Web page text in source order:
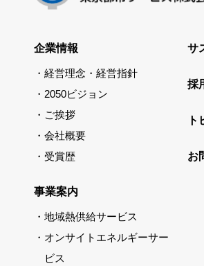
企業情報
経営理念・経営指針
2050ビジョン
ご挨拶
会社概要
受賞歴
事業案内
地域熱供給サービス
オンサイトエネルギーサー
ビス
サ
採
お